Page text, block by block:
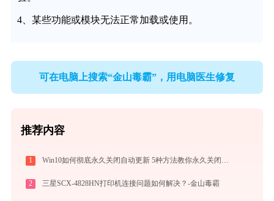
4、某些功能或模块无法正常加载或使用。
可在电脑上搜索“金山毒霸”，用电脑医生修复
推荐内容
1 Win10如何彻底永久关闭自动更新 5种方法教你永久关闭win10自动更新
2 三星SCX-4828HN打印机连接问题如何解决？-金山毒霸